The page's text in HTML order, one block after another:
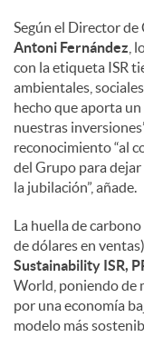
Según el Director de
Antoni Fernández ,
con la etiqueta ISR
ambientales,
hecho que aporta
nuestras
reconocimiento “al
del Grupo para
la jubilación”, añade.
La huella de
de dólares en
Sustainability ISR,
World, poniendo de
por una economía
modelo más